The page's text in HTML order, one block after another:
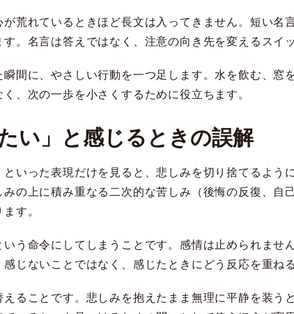
荒れているときほど長文は入ってきません。短い名
。名言は答えではなく、注意の向き先を変えるスイ
間に、やさしい行動を一つ足します。水を飲む、窓
、次の一歩を小さくするために役立ちます。
い」と感じるときの誤解
といった表現だけを見ると、悲しみを切り捨てるよ
の上に積み重なる二次的な苦しみ（後悔の反復、自
す。
う命令にしてしまうことです。感情は止められませ
じないことではなく、感じたときにどう反応を重ね
ることです。悲しみを抱えたまま無理に平静を装う